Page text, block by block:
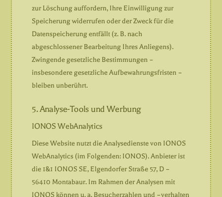
zur Löschung auffordern, Ihre Einwilligung zur
Speicherung widerrufen oder der Zweck für die
Datenspeicherung entfällt (z. B. nach
abgeschlossener Bearbeitung Ihres Anliegens).
Zwingende gesetzliche Bestimmungen –
insbesondere gesetzliche Aufbewahrungsfristen –
bleiben unberührt.
5. Analyse-Tools und Werbung
IONOS WebAnalytics
Diese Website nutzt die Analysedienste von IONOS
WebAnalytics (im Folgenden: IONOS). Anbieter ist
die 1&1 IONOS SE, Elgendorfer Straße 57, D –
56410 Montabaur. Im Rahmen der Analysen mit
IONOS können u. a. Besucherzahlen und –verhalten